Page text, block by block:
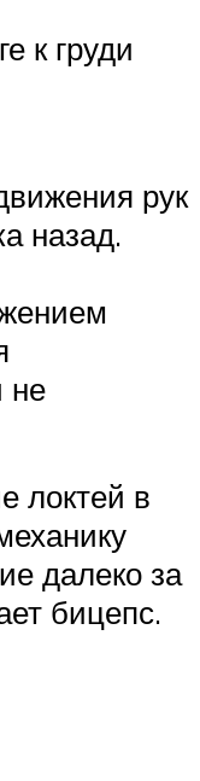
к груди
рук
назад.
не
локтей в
далеко за
бицепс.